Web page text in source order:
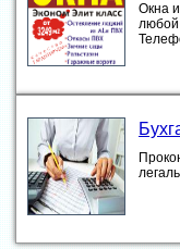
Окна
любой